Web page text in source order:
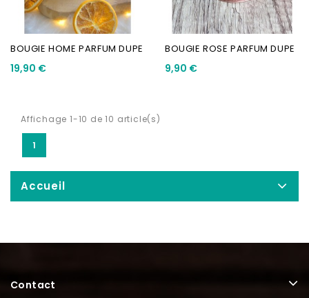
BOUGIE HOME PARFUM DUPE
19,90 €
BOUGIE ROSE PARFUM DUPE
9,90 €
Affichage 1-10 de 10 article(s)
1
Accueil
Contact